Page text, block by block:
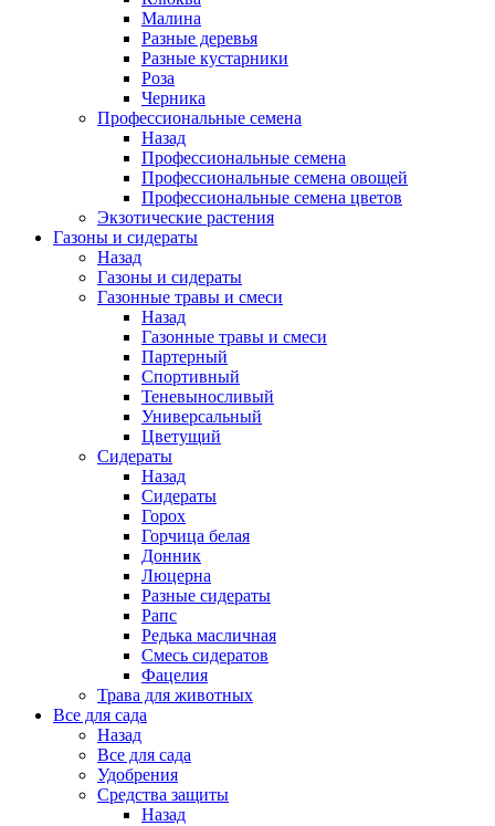
Малина
Разные деревья
Разные кустарники
Роза
Черника
Профессиональные семена
Назад
Профессиональные семена
Профессиональные семена овощей
Профессиональные семена цветов
Экзотические растения
Газоны и сидераты
Назад
Газоны и сидераты
Газонные травы и смеси
Назад
Газонные травы и смеси
Партерный
Спортивный
Теневыносливый
Универсальный
Цветущий
Сидераты
Назад
Сидераты
Горох
Горчица белая
Донник
Люцерна
Разные сидераты
Рапс
Редька масличная
Смесь сидератов
Фацелия
Трава для животных
Все для сада
Назад
Все для сада
Удобрения
Средства защиты
Назад